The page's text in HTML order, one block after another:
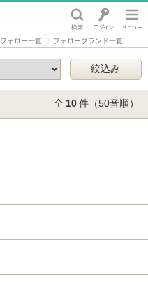
フォロー一覧 フォローブランド一覧
全 10件（50音順）